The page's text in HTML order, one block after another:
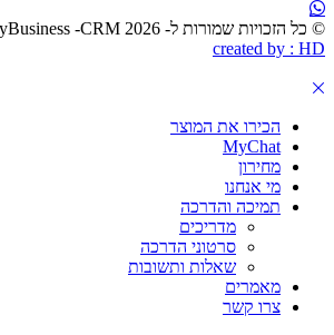
© כל הזכויות שמורות ל- 2026 MyBusiness -CRM
created by : HD
הכירו את המוצר
MyChat
מחירון
מי אנחנו
תמיכה והדרכה
מדריכים
סרטוני הדרכה
שאלות ותשובות
מאמרים
צרו קשר